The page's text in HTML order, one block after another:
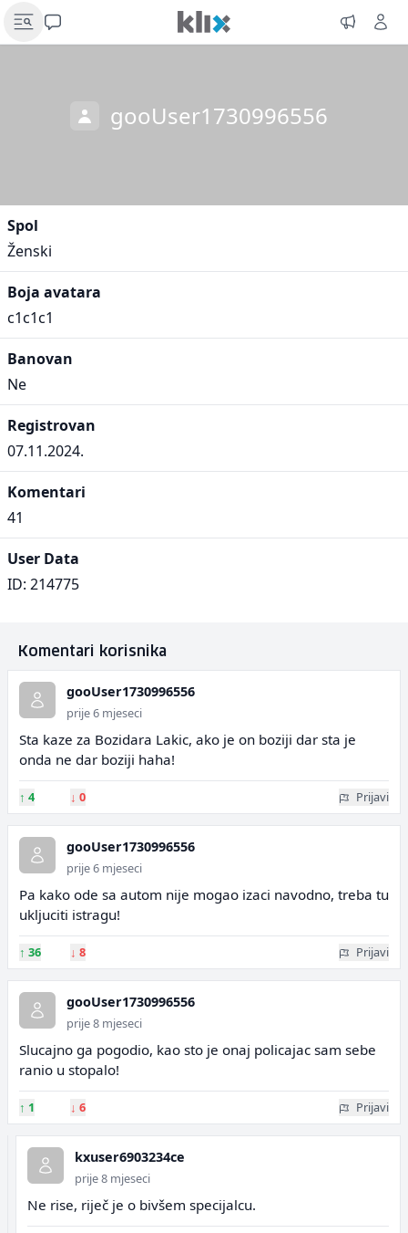
gooUser1730996556
Spol
Ženski
Boja avatara
c1c1c1
Banovan
Ne
Registrovan
07.11.2024.
Komentari
41
User Data
ID: 214775
Komentari korisnika
gooUser1730996556
prije 6 mjeseci
Sta kaze za Bozidara Lakic, ako je on boziji dar sta je
onda ne dar boziji haha!
↑ 4 ↓ 0 Prijavi
gooUser1730996556
prije 6 mjeseci
Pa kako ode sa autom nije mogao izaci navodno, treba tu
ukljuciti istragu!
↑ 36 ↓ 8 Prijavi
gooUser1730996556
prije 8 mjeseci
Slucajno ga pogodio, kao sto je onaj policajac sam sebe
ranio u stopalo!
↑ 1 ↓ 6 Prijavi
kxuser6903234ce
prije 8 mjeseci
Ne rise, riječ je o bivšem specijalcu.